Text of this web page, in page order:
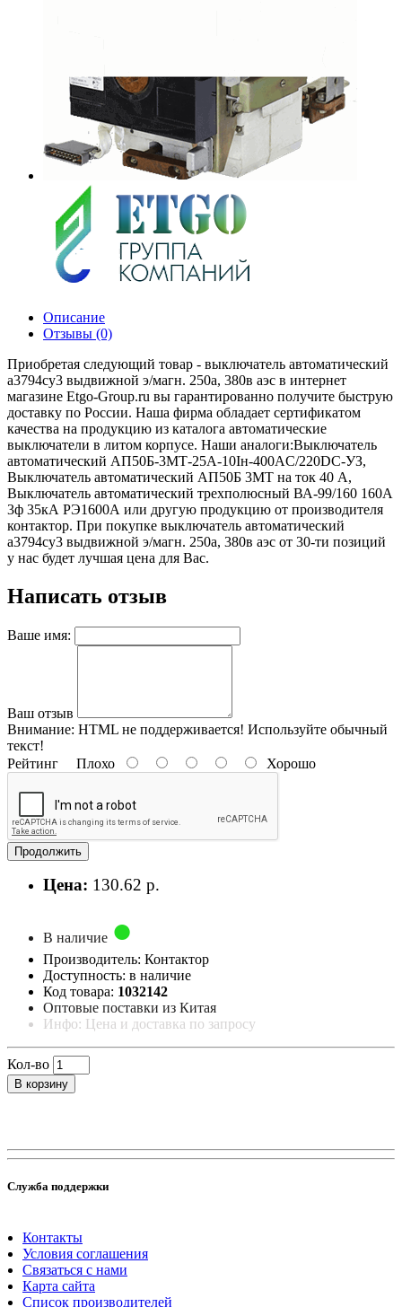
Описание
Отзывы (0)
Приобретая следующий товар - выключатель автоматический
а3794су3 выдвижной э/магн. 250а, 380в аэс в интернет
магазине Etgo-Group.ru вы гарантированно получите быструю
доставку по России. Наша фирма обладает сертификатом
качества на продукцию из каталога автоматические
выключатели в литом корпусе. Наши аналоги:Выключатель
автоматический АП50Б-3МТ-25А-10Iн-400AС/220DC-УЗ,
Выключатель автоматический АП50Б 3МТ на ток 40 A,
Выключатель автоматический трехполюсный ВА-99/160 160А
3ф 35кА РЭ1600А или другую продукцию от производителя
контактор. При покупке выключатель автоматический
а3794су3 выдвижной э/магн. 250а, 380в аэс от 30-ти позиций
у нас будет лучшая цена для Вас.
Написать отзыв
Ваше имя:
Ваш отзыв
Внимание: HTML не поддерживается! Используйте обычный
текст!
Рейтинг Плохо Хорошо
Продолжить
Цена: 130.62 р.
В наличие
Производитель: Контактор
Доступность: в наличие
Код товара: 1032142
Оптовые поставки из Китая
Инфо: Цена и доставка по запросу
Кол-во
В корзину
Служба поддержки
Контакты
Условия соглашения
Связаться с нами
Карта сайта
Список производителей